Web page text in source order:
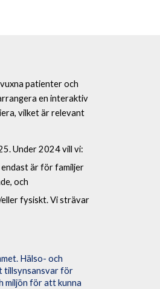
patienter och
en interaktiv
vilket är relevant
Under 2024 vill vi:
är för familjer
och
fysiskt. Vi strävar
Hälso- och
tillsynsansvar för
miljön för att kunna